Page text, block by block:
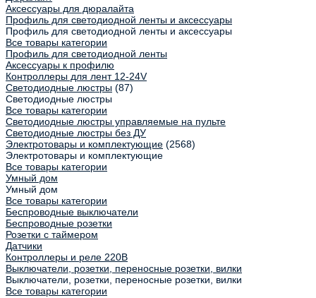
Аксессуары для дюралайта
Профиль для светодиодной ленты и аксессуары
Профиль для светодиодной ленты и аксессуары
Все товары категории
Профиль для светодиодной ленты
Аксессуары к профилю
Контроллеры для лент 12-24V
Светодиодные люстры (87)
Светодиодные люстры
Все товары категории
Светодиодные люстры управляемые на пульте
Светодиодные люстры без ДУ
Электротовары и комплектующие (2568)
Электротовары и комплектующие
Все товары категории
Умный дом
Умный дом
Все товары категории
Беспроводные выключатели
Беспроводные розетки
Розетки с таймером
Датчики
Контроллеры и реле 220В
Выключатели, розетки, переносные розетки, вилки
Выключатели, розетки, переносные розетки, вилки
Все товары категории